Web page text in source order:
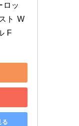
ロッ
ト W
F